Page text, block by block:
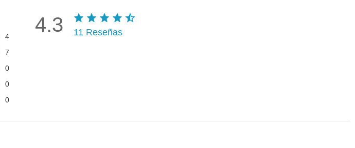
4
7
0
0
0
4.3 11 Reseñas